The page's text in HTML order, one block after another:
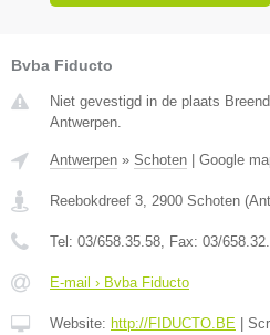
Bvba Fiducto
Niet gevestigd in de plaats
Antwerpen.
Antwerpen » Schoten Google
Reebokdreef 3 2900 Schoten (
Tel: 03/658.35.58 , Fax: 03/
E-mail › Bvba Fiducto
Website: http://FIDUCTO.BE